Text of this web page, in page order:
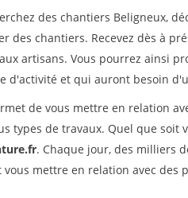
des chantiers Beligneux,
des chantiers. Recevez dès à
artisans. Vous pourrez ainsi
d'activité et qui auront besoin
de vous mettre en relation
types de travaux. Quel que soit
. Chaque jour, des milliers
mettre en relation avec